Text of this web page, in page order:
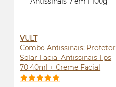
VULT
Combo Antissinais: Protetor
Solar Facial Antissinais Fps
70 40ml + Creme Facial
Hidratante Antissinais 7 em 1